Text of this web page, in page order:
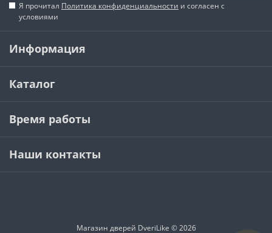
Я прочитал Политика конфиденциальности и согласен с
условиями
Информация
Каталог
Время работы
Наши контакты
Магазин дверей DveriLike © 2026